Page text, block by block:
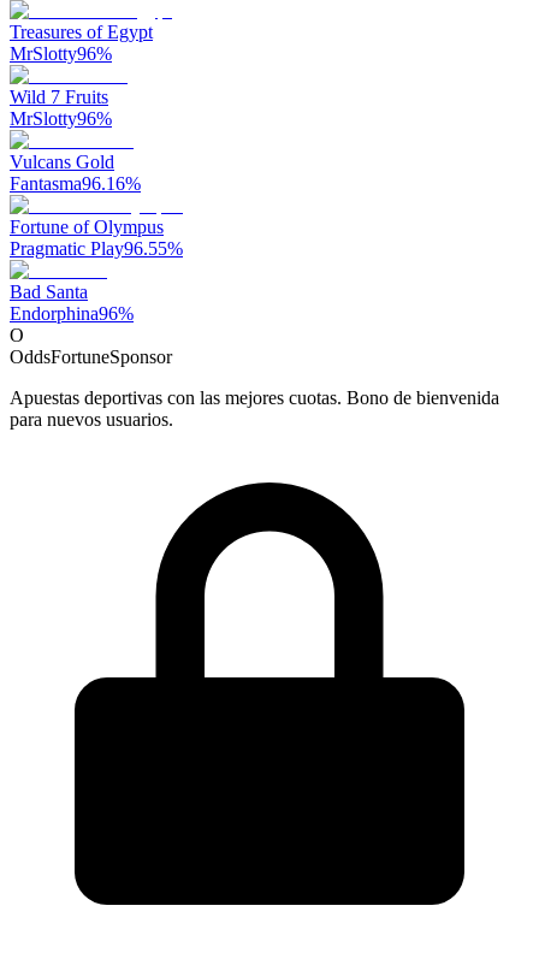
Treasures of Egypt
MrSlotty96%
Wild 7 Fruits
MrSlotty96%
Vulcans Gold
Fantasma96.16%
Fortune of Olympus
Pragmatic Play96.55%
Bad Santa
Endorphina96%
O
OddsFortuneSponsor
Apuestas deportivas con las mejores cuotas. Bono de bienvenida
para nuevos usuarios.